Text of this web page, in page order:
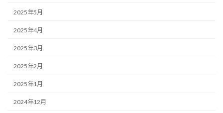
2025年5月
2025年4月
2025年3月
2025年2月
2025年1月
2024年12月